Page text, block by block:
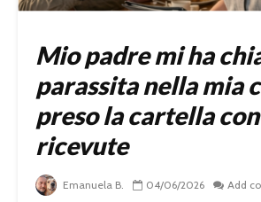
Mio padre mi ha
parassita nella mia
preso la cartella
ricevute
Emanuela B. 04/06/2026 Add